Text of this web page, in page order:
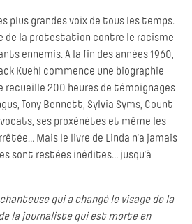
plus grandes voix de tous les temps.
de la protestation contre le racisme
ennemis. A la fin des années 1960,
Kuehl commence une biographie
recueille 200 heures de témoignages
Tony Bennett, Sylvia Syms, Count
ses proxénètes et même les
Mais le livre de Linda n’a jamais
sont restées inédites… jusqu’à
qui a changé le visage de la
la journaliste qui est morte en